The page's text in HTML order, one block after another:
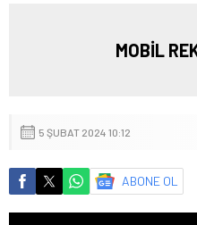
MOBİL
5 ŞUBAT 2024 10:12
ABONE OL